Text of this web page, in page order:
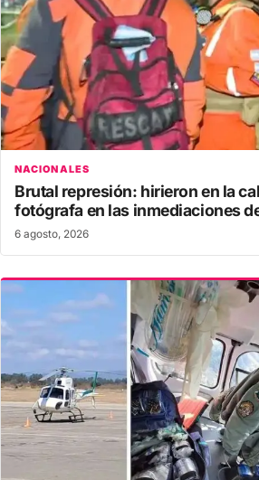
NACIONALES
Brutal represión: hirieron en la
fotógrafa en las inmediaciones
6 agosto, 2026